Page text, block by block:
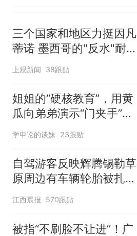
三个国家和地区力挺因凡
蒂诺 墨西哥的"反水"耐人
寻味
上观新闻 38跟贴
姐姐的“硬核教育”，用黄
瓜向弟弟演示“门夹手”，
网友：果然言传不如身
学申论的谈妹 23跟贴
自驾游客反映辉腾锡勒草
原周边有车辆轮胎被扎，
修理店铺换胎价格高达千
江西晨报 570跟贴
被指“不刷脸不让进”！广